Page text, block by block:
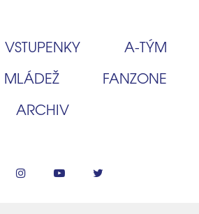
VSTUPENKY
A‑TÝM
MLÁDEŽ
FANZONE
ARCHIV